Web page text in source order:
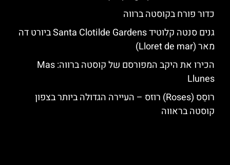
כדור פורח בקוסטה ברווה
גנים סנטה קלוטיד Santa Clotilde Gardens ביורט דה
מאר (Lloret de mar)
הכירו את היקב המפורסם של קוסטה ברווה: ‪‪Mas
Llunes‬‬
רוסֵס (Roses) רוזס – העיירה הגדולה ביותר בצפון
קוסטה בראווה